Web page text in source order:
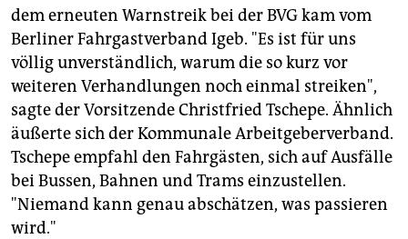
dem erneuten Warnstreik bei der BVG kam vom
Berliner Fahrgastverband Igeb. "Es ist für uns
völlig unverständlich, warum die so kurz vor
weiteren Verhandlungen noch einmal streiken",
sagte der Vorsitzende Christfried Tschepe. Ähnlich
äußerte sich der Kommunale Arbeitgeberverband.
Tschepe empfahl den Fahrgästen, sich auf Ausfälle
bei Bussen, Bahnen und Trams einzustellen.
"Niemand kann genau abschätzen, was passieren
wird."